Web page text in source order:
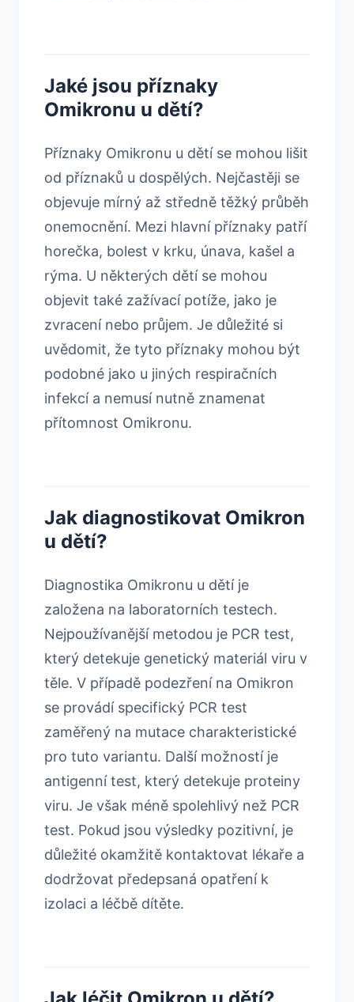
Jaké jsou příznaky
Omikronu u dětí?
Příznaky Omikronu u dětí se mohou lišit
od příznaků u dospělých. Nejčastěji se
objevuje mírný až středně těžký průběh
onemocnění. Mezi hlavní příznaky patří
horečka, bolest v krku, únava, kašel a
rýma. U některých dětí se mohou
objevit také zažívací potíže, jako je
zvracení nebo průjem. Je důležité si
uvědomit, že tyto příznaky mohou být
podobné jako u jiných respiračních
infekcí a nemusí nutně znamenat
přítomnost Omikronu.
Jak diagnostikovat Omikron
u dětí?
Diagnostika Omikronu u dětí je
založena na laboratorních testech.
Nejpoužívanější metodou je PCR test,
který detekuje genetický materiál viru v
těle. V případě podezření na Omikron
se provádí specifický PCR test
zaměřený na mutace charakteristické
pro tuto variantu. Další možností je
antigenní test, který detekuje proteiny
viru. Je však méně spolehlivý než PCR
test. Pokud jsou výsledky pozitivní, je
důležité okamžitě kontaktovat lékaře a
dodržovat předepsaná opatření k
izolaci a léčbě dítěte.